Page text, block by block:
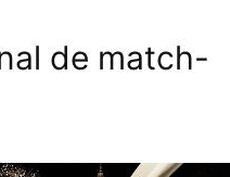
de match-